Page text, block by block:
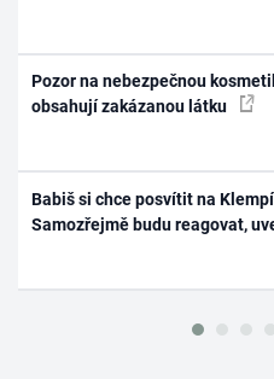
Pozor na nebezpečnou
obsahují zakázanou látku
Babiš si chce posvítit na
Samozřejmě budu reagovat,